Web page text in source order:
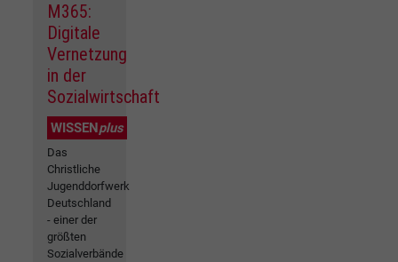
M365:
Digitale
Vernetzung
in der
Sozialwirtschaft
WISSENplus
Das
Christliche
Jugenddorfwerk
Deutschland
- einer der
größten
Sozialverbände